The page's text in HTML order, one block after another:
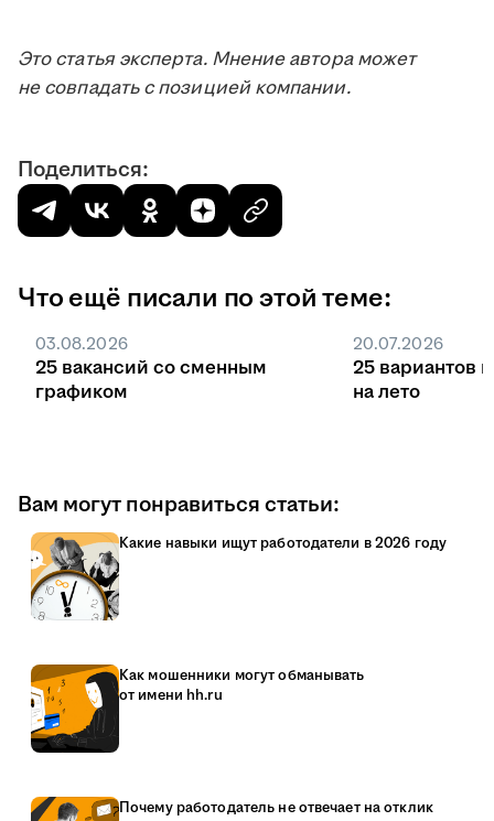
Это статья эксперта. Мнение автора может
не совпадать с позицией компании.
Поделиться:
Что ещё писали по этой теме:
03.08.2026
25 вакансий со сменным
графиком
20.07.2026
25 вариантов
на лето
Вам могут понравиться статьи:
Какие навыки ищут работодатели в 2026 году
Как мошенники могут обманывать
от имени hh.ru
Почему работодатель не отвечает на отклик